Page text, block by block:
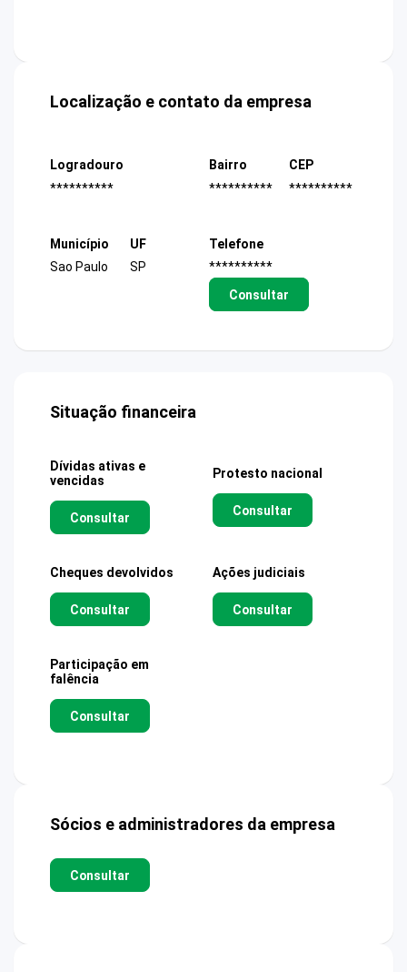
Localização e contato da empresa
Logradouro
**********
Bairro
**********
CEP
**********
Município
Sao Paulo
UF
SP
Telefone
**********
Consultar
Situação financeira
Dívidas ativas e
vencidas
Consultar
Protesto nacional
Consultar
Cheques devolvidos
Consultar
Ações judiciais
Consultar
Participação em
falência
Consultar
Sócios e administradores da empresa
Consultar